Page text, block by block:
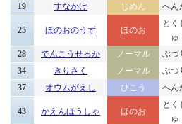
19
すなかけ じめん へん
25 ほのおのうず ほのお
とく
ゅ
28
でんこうせっか ノーマル
ぶつ
34
きりさく ノーマル
ぶつ
37
オウムがえし ひこう へん
43 かえんほうしゃ ほのお
とく
ゅ